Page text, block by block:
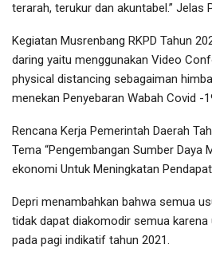
terarah, terukur dan akuntabel.” Jelas
Kegiatan Musrenbang RKPD Tahun
daring yaitu menggunakan Video
physical distancing sebagaiman
menekan Penyebaran Wabah Covid -
Rencana Kerja Pemerintah Daerah
Tema “Pengembangan Sumber Daya
ekonomi Untuk Meningkatan
Depri menambahkan bahwa semua
tidak dapat diakomodir semua karena
pada pagi indikatif tahun 2021.